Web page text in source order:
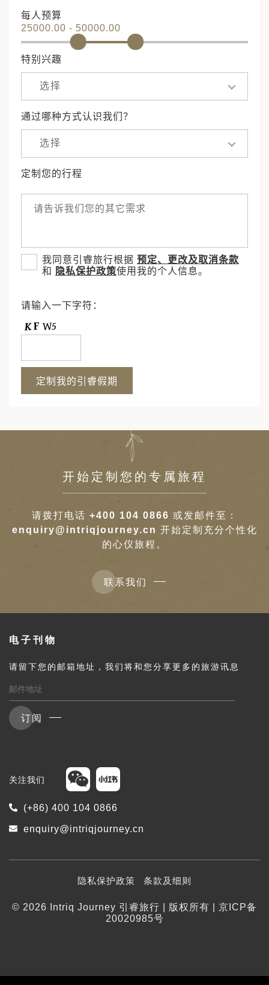
每人预算
25000.00 - 50000.00
特别兴趣
选择
通过哪种方式认识我们？
选择
定制您的行程
我同意引睿旅行根据 预定、更改及取消条款
和
隐私保护政策使用我的个人信息。
请输入一下字符：
开始定制您的专属旅程
请拨打电话 +400 104 0866 或发邮件至：
enquiry@intriqjourney.cn 开始定制充分个性化
的心仪旅程。
联系我们
电子刊物
请留下您的邮箱地址，我们将和您分享更多的旅游讯息
订阅
关注我们
(+86) 400 104 0866
enquiry@intriqjourney.cn
隐私保护政策 条款及细则
© 2026 Intriq Journey 引睿旅行 | 版权所有 | 京ICP备
20020985号